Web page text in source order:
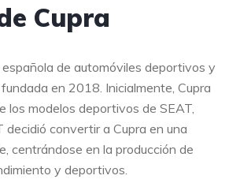
Cupra
de automóviles deportivos y
en 2018. Inicialmente, Cupra
los modelos deportivos de SEAT,
decidió convertir a Cupra en una
centrándose en la producción de
y deportivos.